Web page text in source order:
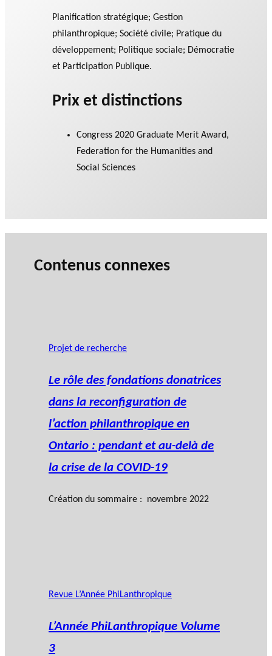
Planification stratégique; Gestion
philanthropique; Société civile; Pratique du
développement; Politique sociale; Démocratie
et Participation Publique.
Prix et distinctions
Congress 2020 Graduate Merit Award,
Federation for the Humanities and
Social Sciences
Contenus connexes
Projet de recherche
Le rôle des fondations donatrices
dans la reconfiguration de
l’action philanthropique en
Ontario : pendant et au-delà de
la crise de la COVID-19
Création du sommaire : novembre 2022
Revue L’Année PhiLanthropique
L’Année PhiLanthropique Volume
3